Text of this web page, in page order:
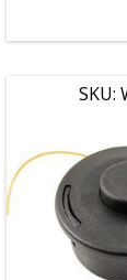
SKU: